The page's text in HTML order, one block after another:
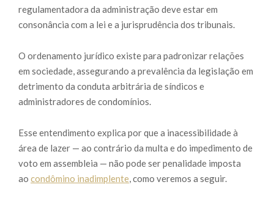
regulamentadora da administração deve estar em
consonância com a lei e a jurisprudência dos tribunais.
O ordenamento jurídico existe para padronizar relações
em sociedade, assegurando a prevalência da legislação em
detrimento da conduta arbitrária de síndicos e
administradores de condomínios.
Esse entendimento explica por que a inacessibilidade à
área de lazer — ao contrário da multa e do impedimento de
voto em assembleia — não pode ser penalidade imposta
ao condômino inadimplente, como veremos a seguir.